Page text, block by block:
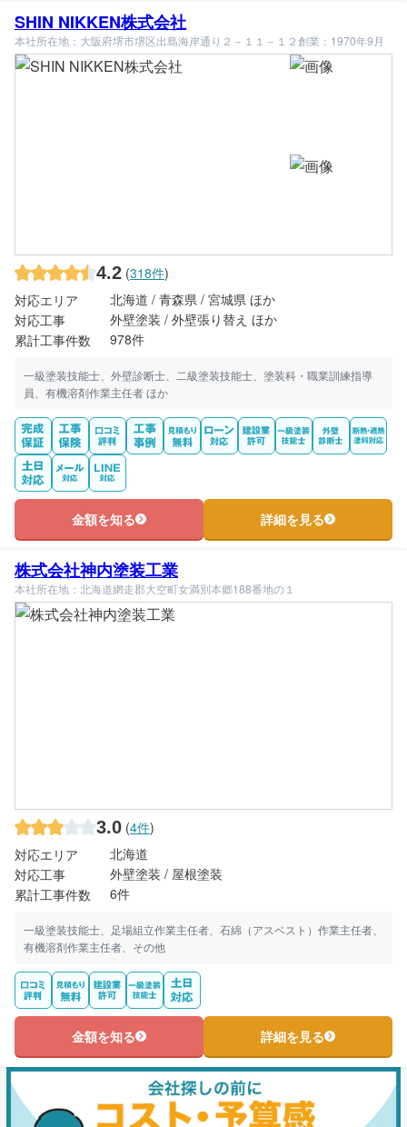
SHIN NIKKEN株式会社
本社所在地：大阪府堺市堺区出島海岸通り２－１１－１２創業：1970年9月
4.2 (318件)
対応エリア
北海道 / 青森県 / 宮城県 ほか
対応工事
外壁塗装 / 外壁張り替え ほか
累計工事件数
978件
一級塗装技能士、外壁診断士、二級塗装技能士、塗装科・職業訓練指導
員、有機溶剤作業主任者 ほか
金額を知る 詳細を見る
株式会社神内塗装工業
本社所在地：北海道網走郡大空町女満別本郷188番地の１
3.0 (4件)
対応エリア
北海道
対応工事
外壁塗装 / 屋根塗装
累計工事件数
6件
一級塗装技能士、足場組立作業主任者、石綿（アスベスト）作業主任者、
有機溶剤作業主任者、その他
金額を知る 詳細を見る